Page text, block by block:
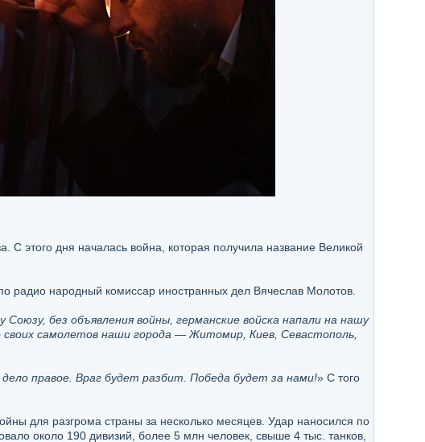
С этого дня началась война, которая получила название Великой
радио народный комиссар иностранных дел Вячеслав Молотов.
без объявления войны, германские войска напали на нашу
самолетов наши города — Житомир, Киев, Севастополь,
правое. Враг будет разбит. Победа будет за нами!» С того
для разгрома страны за несколько месяцев. Удар наносился по
около 190 дивизий, более 5 млн человек, свыше 4 тыс. танков,